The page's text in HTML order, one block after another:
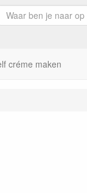
créme maken